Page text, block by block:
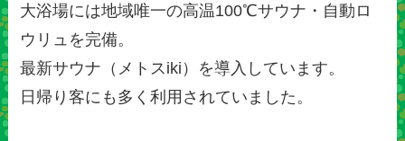
大浴場には地域唯一の高温100℃サウナ・自動ロ
ウリュを完備。
最新サウナ（メトスiki）を導入しています。
日帰り客にも多く利用されていました。